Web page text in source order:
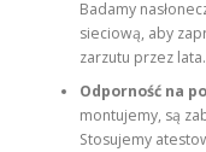
Badamy
sieciową, aby
zarzutu przez lata.
Odporność na
montujemy, są
Stosujemy